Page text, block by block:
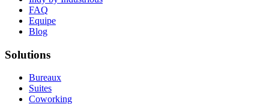
FAQ
Equipe
Blog
Solutions
Bureaux
Suites
Coworking